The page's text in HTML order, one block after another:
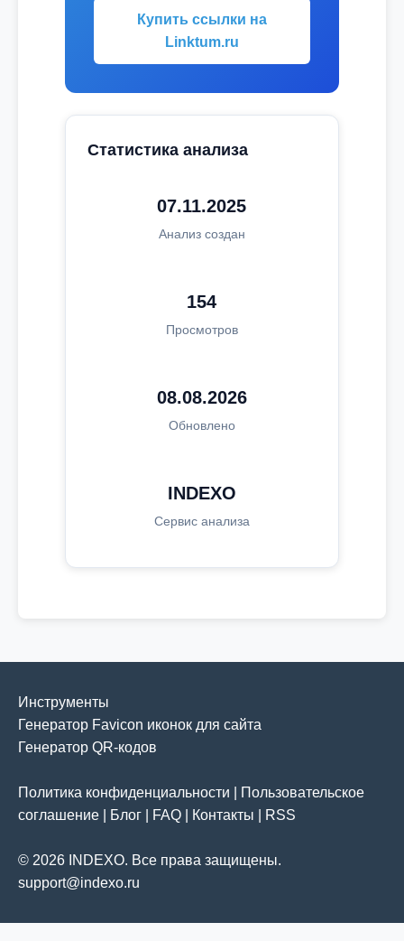
Купить ссылки на
Linktum.ru
Статистика анализа
07.11.2025
Анализ создан
154
Просмотров
08.08.2026
Обновлено
INDEXO
Сервис анализа
Инструменты
Генератор Favicon иконок для сайта
Генератор QR-кодов
Политика конфиденциальности
Пользовательское
соглашение
Блог FAQ Контакты RSS
© 2026 INDEXO. Все права защищены.
support@indexo.ru